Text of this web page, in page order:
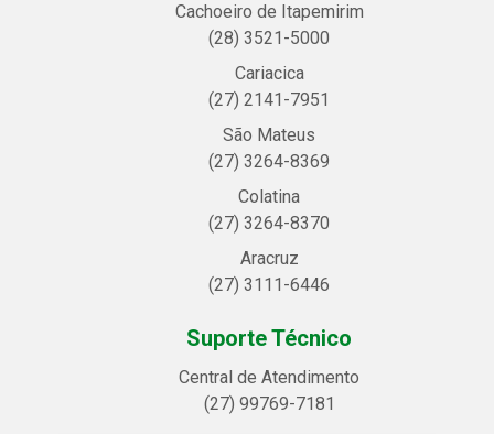
Cachoeiro de Itapemirim
(28) 3521-5000
Cariacica
(27) 2141-7951
São Mateus
(27) 3264-8369
Colatina
(27) 3264-8370
Aracruz
(27) 3111-6446
Suporte Técnico
Central de Atendimento
(27) 99769-7181